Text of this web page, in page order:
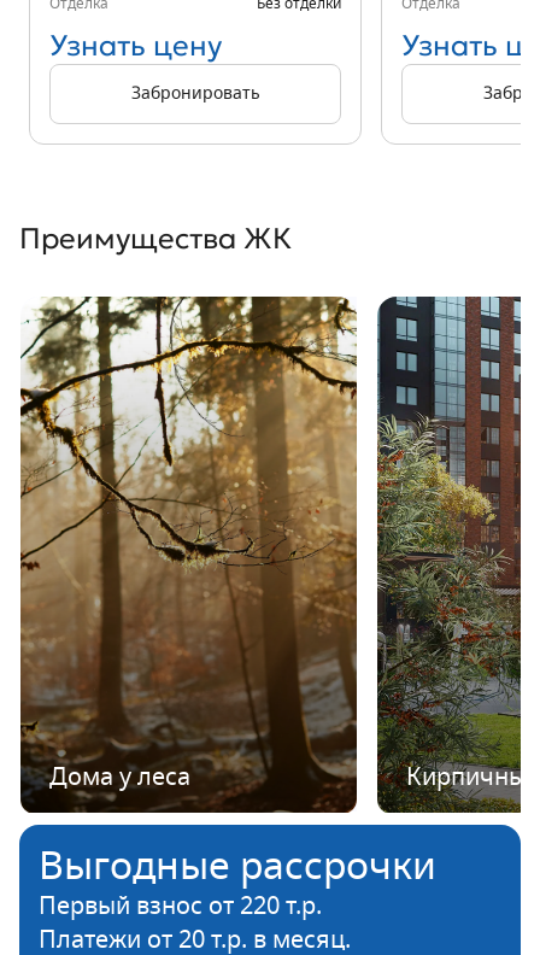
Отделка Без отделки
Узнать цену
Забронировать
Отделка
Узнать
Преимущества ЖК
Дома у леса
Выгодные рассрочки
Первый взнос от 220 т.р.
Платежи от 20 т.р. в месяц.